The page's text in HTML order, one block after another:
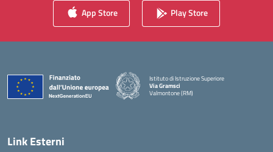
App Store Play Store
Istituto di Istruzione Superiore
Via Gramsci
Valmontone (RM)
Link Esterni